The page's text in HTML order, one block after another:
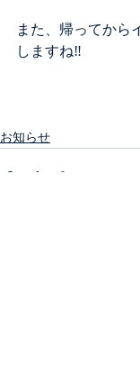
また、帰ってから
しますね‼︎
お知らせ